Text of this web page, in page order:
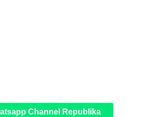
Channel Republika